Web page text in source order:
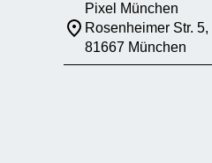
Pixel München
Rosenheimer Str. 5,
81667 München